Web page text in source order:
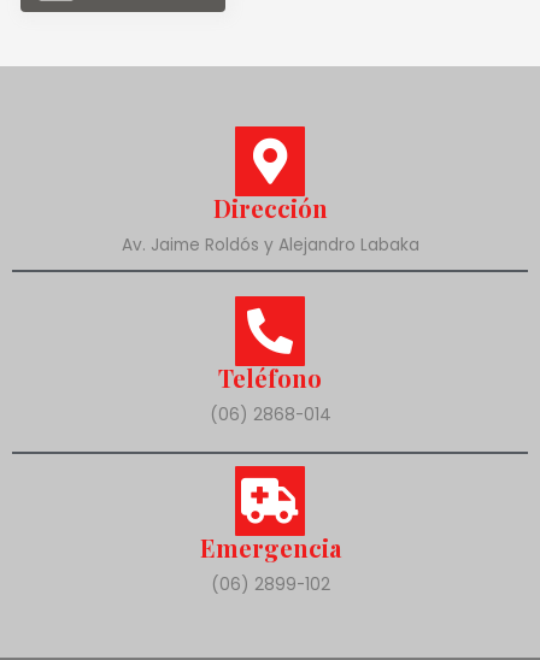
Dirección
Av. Jaime Roldós y Alejandro Labaka
Teléfono
(06) 2868-014
Emergencia
(06) 2899-102